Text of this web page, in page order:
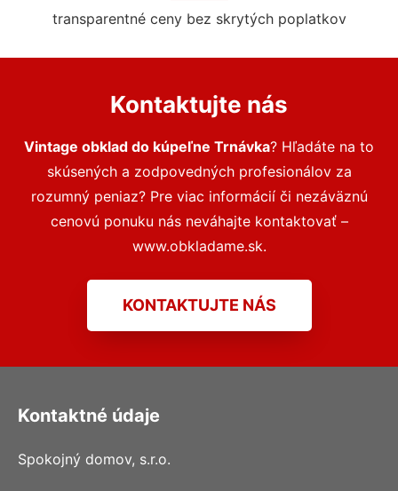
transparentné ceny bez skrytých poplatkov
Kontaktujte nás
Vintage obklad do kúpeľne Trnávka? Hľadáte na to
skúsených a zodpovedných profesionálov za
rozumný peniaz? Pre viac informácií či nezáväznú
cenovú ponuku nás neváhajte kontaktovať –
www.obkladame.sk.
KONTAKTUJTE NÁS
Kontaktné údaje
Spokojný domov, s.r.o.